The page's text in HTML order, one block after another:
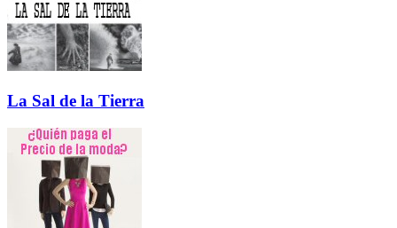
La Sal de la Tierra